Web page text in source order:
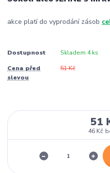
akce platí do vyprodání zásob
Dostupnost Skladem 4 ks
Cena před
slevou
51 Kč
51
46 Kč